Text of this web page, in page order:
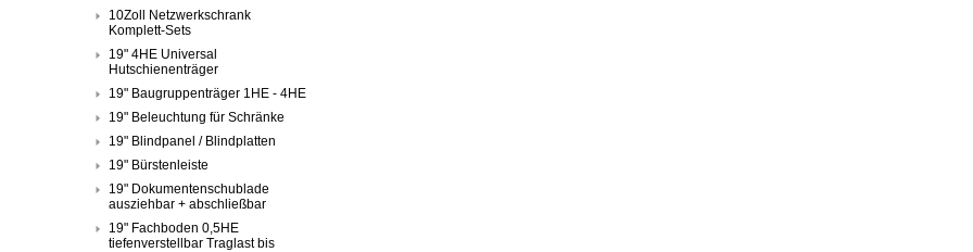
10Zoll Netzwerkschrank
Komplett-Sets
19" 4HE Universal
Hutschienenträger
19" Baugruppenträger 1HE - 4HE
19" Beleuchtung für Schränke
19" Blindpanel / Blindplatten
19" Bürstenleiste
19" Dokumentenschublade
ausziehbar + abschließbar
19" Fachboden 0,5HE
tiefenverstellbar Traglast bis